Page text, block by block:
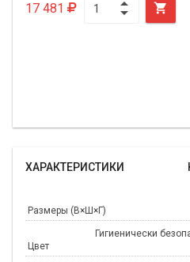
17 481 
ХАРАКТЕРИСТИКИ
Размеры (В×Ш×Г)
Цвет
Гигиенически